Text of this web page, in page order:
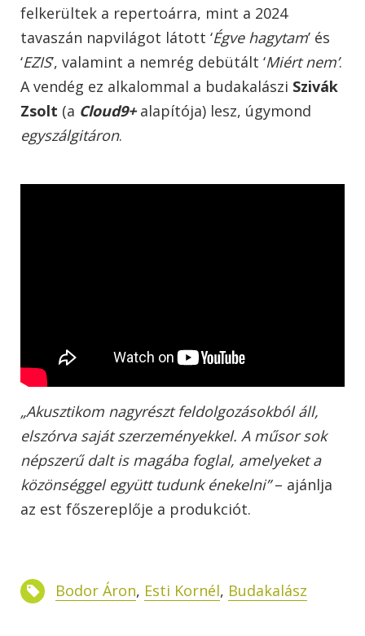
felkerültek a repertoárra, mint a 2024
tavaszán napvilágot látott ‘Égve hagytam’ és
‘EZIS’, valamint a nemrég debütált ‘Miért nem’.
A vendég ez alkalommal a budakalászi Szivák
Zsolt (a Cloud9+alapítója) lesz, úgymond
egyszálgitáron.
„Akusztikom nagyrészt feldolgozásokból áll,
elszórva saját szerzeményekkel. A műsor sok
népszerű dalt is magába foglal, amelyeket a
közönséggel együtt tudunk énekelni”– ajánlja
az est főszereplője a produkciót.
Bodor Áron, Esti Kornél, Budakalász